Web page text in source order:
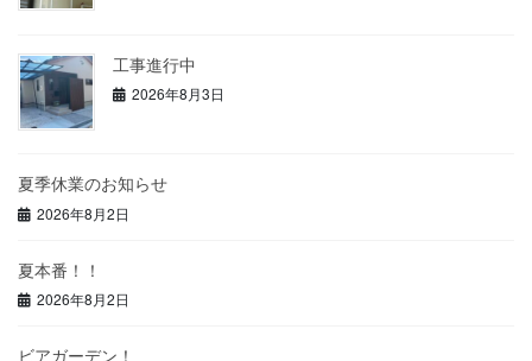
工事進行中
2026年8月3日
夏季休業のお知らせ
2026年8月2日
夏本番！！
2026年8月2日
ビアガーデン！